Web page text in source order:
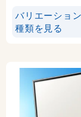
バリエーショ
種類を見る